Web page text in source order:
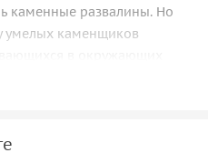
каменные развалины. Но
умелых каменщиков
и сторожевых башен с